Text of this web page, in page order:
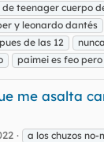
teenager cuerpo
y leonardo dantés
de las 12
paimei es feo
me asalta
a los chuzos no-